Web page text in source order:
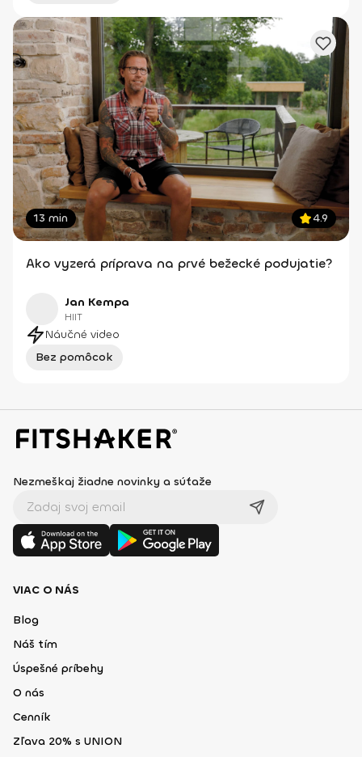
13 min 4.9
Ako vyzerá príprava na prvé bežecké podujatie?
Jan Kempa
HIIT
Náučné video
Bez pomôcok
Nezmeškaj žiadne novinky a súťaže
VIAC O NÁS
Blog
Náš tím
Úspešné príbehy
O nás
Cenník
Zľava 20% s UNION